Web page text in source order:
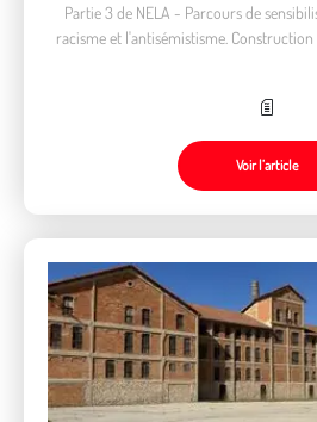
Partie 3 de NELA - Parcours de
racisme et l'antisémistisme.
Voir l’article